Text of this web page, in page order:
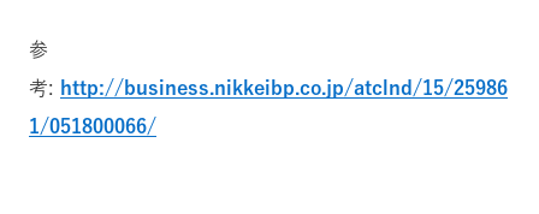
参
考: http://business.nikkeibp.co.jp/atclnd/15/25986
1/051800066/